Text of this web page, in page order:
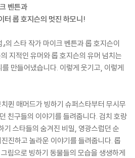
벤튼과
터 롭 호지슨의 멋진 하모니!
의 스타 작가 마이크 벤튼과 롭 호지슨이
지적인 유머와 롭 호지슨의 유머 넘치는
만들어냈습니다. 이렇게 웃기고, 이렇게
퀸 매머드가 빙하기 슈퍼스타부터 무시무
친구들의 이야기를 들려줍니다. 검치 호랑
기 스타들의 숨겨진 비밀, 영광스럽던 순
진하고 놀라운 이야기를 들려줍니다. 롭
림으로 빙하기 동물들의 모습을 생생하게